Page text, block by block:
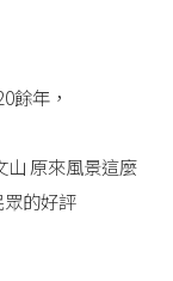
餘年，
山 原來風景這麼
的好評